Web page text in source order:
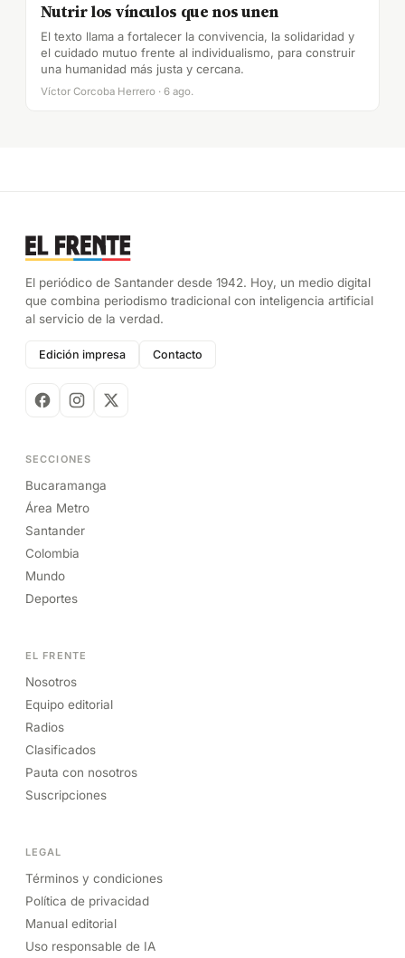
Nutrir los vínculos que nos unen
El texto llama a fortalecer la convivencia, la solidaridad y
el cuidado mutuo frente al individualismo, para construir
una humanidad más justa y cercana.
Víctor Corcoba Herrero · 6 ago.
El periódico de Santander desde 1942. Hoy, un medio digital
que combina periodismo tradicional con inteligencia artificial
al servicio de la verdad.
Edición impresa Contacto
SECCIONES
Bucaramanga
Área Metro
Santander
Colombia
Mundo
Deportes
EL FRENTE
Nosotros
Equipo editorial
Radios
Clasificados
Pauta con nosotros
Suscripciones
LEGAL
Términos y condiciones
Política de privacidad
Manual editorial
Uso responsable de IA